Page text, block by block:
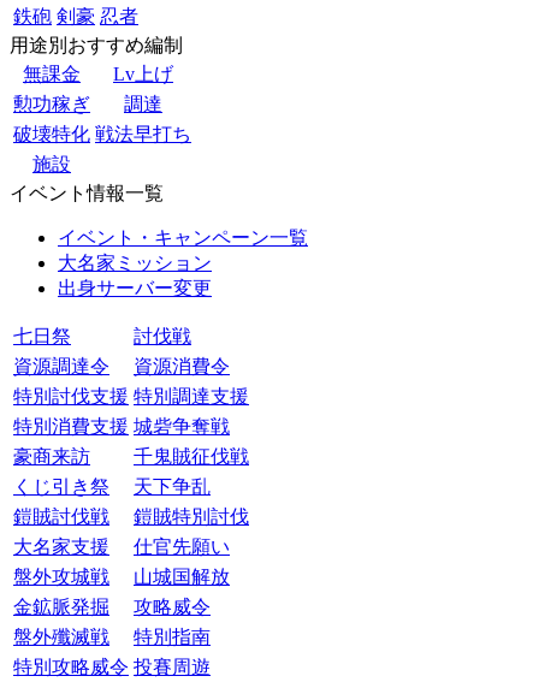
鉄砲 剣豪 忍者
用途別おすすめ編制
無課金
Lv上げ
勲功稼ぎ
調達
破壊特化 戦法早打ち
施設
イベント情報一覧
イベント・キャンペーン一覧
大名家ミッション
出身サーバー変更
七日祭
討伐戦
資源調達令
資源消費令
特別討伐支援 特別調達支援
特別消費支援 城砦争奪戦
豪商来訪
千鬼賊征伐戦
くじ引き祭
天下争乱
鎧賊討伐戦
鎧賊特別討伐
大名家支援
仕官先願い
盤外攻城戦
山城国解放
金鉱脈発掘
攻略威令
盤外殲滅戦
特別指南
特別攻略威令 投賽周遊